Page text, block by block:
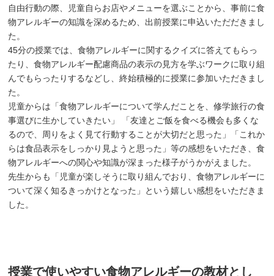
自由行動の際、児童自らお店やメニューを選ぶことから、事前に食
物アレルギーの知識を深めるため、出前授業に申込いただだきまし
た。
45分の授業では、食物アレルギーに関するクイズに答えてもらっ
たり、食物アレルギー配慮商品の表示の見方を学ぶワークに取り組
んでもらったりするなどし、終始積極的に授業に参加いただきまし
た。
児童からは「食物アレルギーについて学んだことを、修学旅行の食
事選びに生かしていきたい」 「友達とご飯を食べる機会も多くな
るので、周りをよく見て行動することが大切だと思った」「これか
らは食品表示をしっかり見ようと思った」等の感想をいただき、食
物アレルギーへの関心や知識が深まった様子がうかがえました。
先生からも「児童が楽しそうに取り組んでおり、食物アレルギーに
ついて深く知るきっかけとなった」という嬉しい感想をいただきま
した。
授業で使いやすい食物アレルギーの教材とし